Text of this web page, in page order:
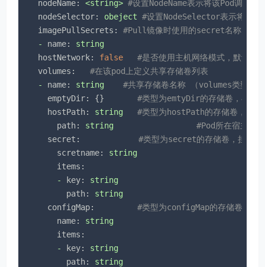
nodeName:
<string> #设置NodeName表示将该Pod调度到
nodeSelector:
obeject #设置NodeSelector表示将该
imagePullSecrets:
#Pull镜像时使用的secret名称，以
-
name:
string
hostNetwork:
false
#是否使用主机网络模式，默认
volumes:
#在该pod上定义共享存储卷列表
-
name: string
#共享存储卷名称 （volumes类型有
emptyDir:
{} #类型为emtyDir的存储卷，与
hostPath:
string
#类型为hostPath的存储卷，表示
path:
string
#Pod所在宿主机
secret:
#类型为secret的存储卷，挂载
scretname:
string
items:
-
key:
string
path:
string
configMap:
#类型为configMap的存储卷，挂
name:
string
items:
-
key:
string
path:
string